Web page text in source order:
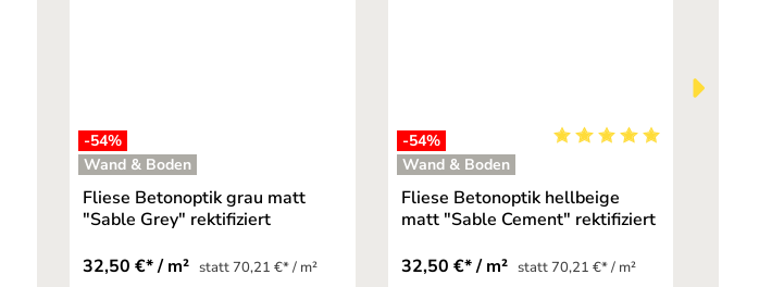
-54%
Wand & Boden
Fliese Betonoptik grau matt
"Sable Grey" rektifiziert
32,50 €* / m² statt 70,21 €* / m²
-54%
Wand & Boden
Fliese Betonoptik hellbeige
matt "Sable Cement" rektifiziert
32,50 €* / m² statt 70,21 €* / m²